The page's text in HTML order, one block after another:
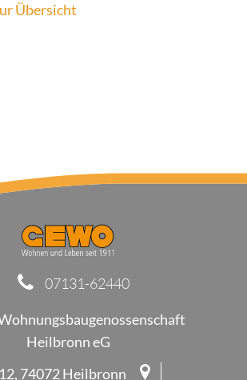
Übersicht
07131-62440
Heilbronn eG
74072 Heilbronn